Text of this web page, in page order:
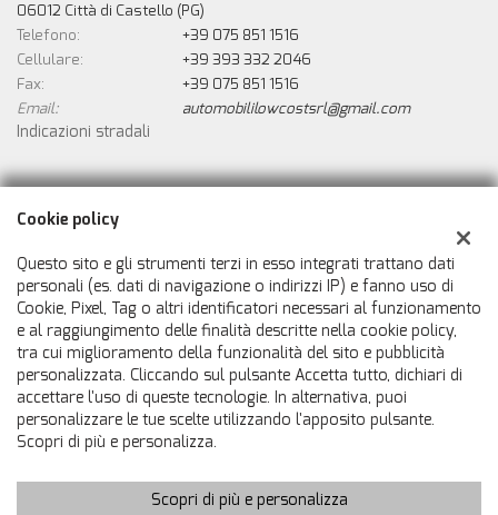
06012 Città di Castello (PG)
Telefono:
+39 075 851 1516
Cellulare:
+39 393 332 2046
Fax:
+39 075 851 1516
Email:
automobililowcostsrl@gmail.com
Indicazioni stradali
Dati fiscali:
Automobili Low Cost Srls
Via Biturgense n. 74, Cerbara, Città di Castello (PG)
C.F/P.IVA:02546800414
Registro delle imprese:PG
Copyright © 2026 GestionaleAuto.com S.r.l., Tutti i diritti riservati
Cookie policy
Questo sito e gli strumenti terzi in esso integrati trattano dati
personali (es. dati di navigazione o indirizzi IP) e fanno uso di
Cookie, Pixel, Tag o altri identificatori necessari al funzionamento
e al raggiungimento delle finalità descritte nella cookie policy,
tra cui miglioramento della funzionalità del sito e pubblicità
personalizzata. Cliccando sul pulsante Accetta tutto, dichiari di
accettare l'uso di queste tecnologie. In alternativa, puoi
personalizzare le tue scelte utilizzando l'apposito pulsante.
Scopri di più e personalizza.
Scopri di più e personalizza